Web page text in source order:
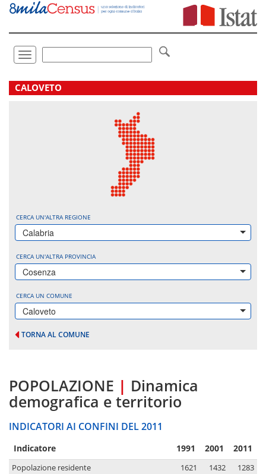
Vai
direttamente
Toggle
navigation
.
CALOVETO
CERCA UN'ALTRA REGIONE
Calabria
CERCA UN'ALTRA PROVINCIA
Cosenza
CERCA UN COMUNE
Caloveto
TORNA AL COMUNE
POPOLAZIONE | Dinamica
demografica e territorio
INDICATORI AI CONFINI DEL 2011
Indicatore 1991 2001 2011
Popolazione residente 1621 1432
1283